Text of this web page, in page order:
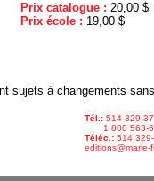
Prix catalogue : 20,00 $
Prix école : 19,00 $
sujets à changements
Tél.: 514 329-
1 800 563-
Téléc.: 514
editions@marie-